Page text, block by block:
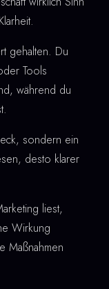
gehalten. Du
Tools
während du
sondern ein
desto klarer
liest,
Wirkung
Maßnahmen